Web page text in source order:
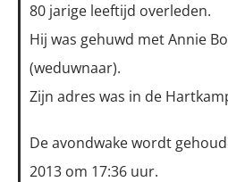
80 jarige leeftijd overleden.
Hij was gehuwd met Annie
(weduwnaar).
Zijn adres was in de
De avondwake wordt
2013 om 17:36 uur.